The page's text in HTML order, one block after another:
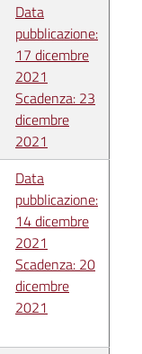
Data
pubblicazione:
17 dicembre
2021
Scadenza: 23
dicembre
2021
Data
pubblicazione:
14 dicembre
2021
Scadenza: 20
dicembre
2021